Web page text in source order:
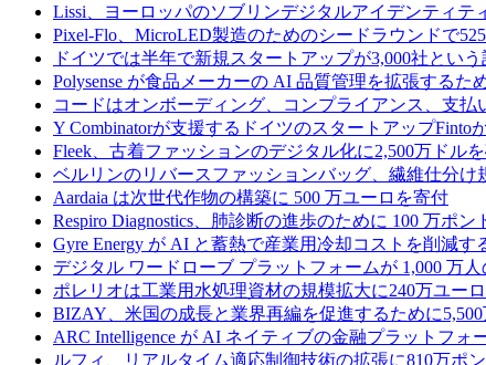
Lissi、ヨーロッパのソブリンデジタルアイデンティテ
Pixel-Flo、MicroLED製造のためのシードラウンドで
ドイツでは半年で新規スタートアップが3,000社とい
Polysense が食品メーカーの AI 品質管理を拡張するた
コードはオンボーディング、コンプライアンス、支払
Y Combinatorが支援するドイツのスタートアップ
Fleek、古着ファッションのデジタル化に2,500万ドル
ベルリンのリバースファッションバッグ、繊維仕分け
Aardaia は次世代作物の構築に 500 万ユーロを寄付
Respiro Diagnostics、肺診断の進歩のために 100 万ポン
Gyre Energy が AI と蓄熱で産業用冷却コストを削減す
デジタル ワードローブ プラットフォームが 1,000 万
ポレリオは工業用水処理資材の規模拡大に240万ユー
BIZAY、米国の成長と業界再編を促進するために
ARC Intelligence が AI ネイティブの金融プラットフォ
ルフィ、リアルタイム適応制御技術の拡張に810万ポ